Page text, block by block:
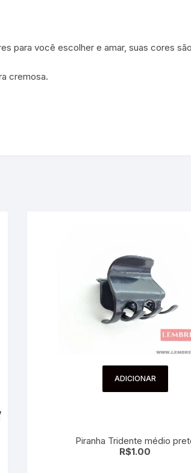
para você escolher e amar, suas cores
cremosa.
ADICIONAR
Piranha Tridente médio
R$1.00